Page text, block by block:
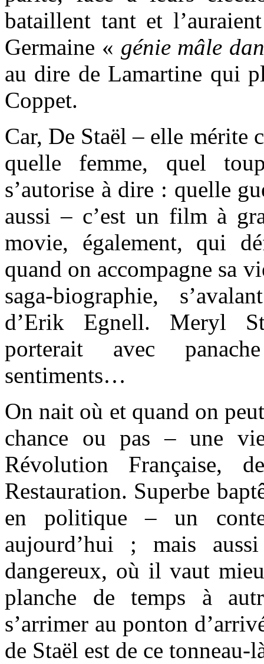
bataillent tant et
Germaine « génie mâle
au dire de Lamartine qui
Coppet.
Car, De Staël – elle mérite
quelle femme, quel
s’autorise à dire : quelle
aussi – c’est un film à
movie, également, qui
quand on accompagne sa
saga-biographie,
d’Erik Egnell. Meryl
porterait avec
sentiments…
On nait où et quand on
chance ou pas – une
Révolution Française,
Restauration. Superbe
en politique – un
aujourd’hui ; mais
dangereux, où il vaut
planche de temps à
s’arrimer au ponton
de Staël est de ce tonneau-